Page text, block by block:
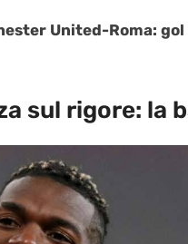
United-Roma:
sul rigore: la